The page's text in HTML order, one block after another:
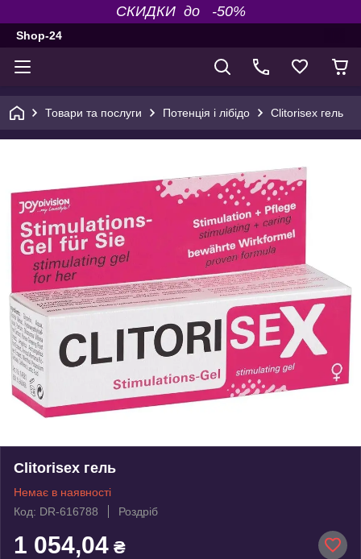
СКИДКИ до -50%
Shop-24
Товари та послуги Потенція і лібідо Clitorisex гель
Clitorisex гель
Немає в наявності
Код: DR-616788
Роздріб
1 054,04 ₴